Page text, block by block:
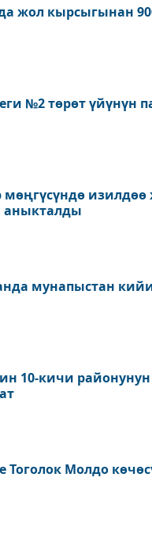
жол кырсыгынан
№2 төрөт үйүнүн
мөңгүсүндө
мунапыстан
10-кичи районунун
Тоголок Молдо